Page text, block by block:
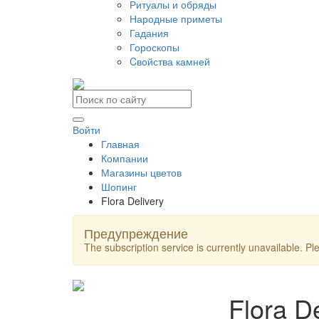
Ритуалы и обряды
Народные приметы
Гадания
Гороскопы
Cвойства камней
Войти
Главная
Компании
Магазины цветов
Шопинг
Flora Delivery
Предупреждение
The subscription service is currently unavailable.
Flora